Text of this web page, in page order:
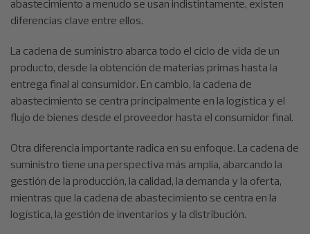
abastecimiento a menudo se usan indistintamente, existen
diferencias clave entre ellos.
La cadena de suministro abarca todo el ciclo de vida de un
producto, desde la obtención de materias primas hasta la
entrega final al consumidor. En cambio, la cadena de
abastecimiento se centra principalmente en la logística y el
flujo de bienes desde el proveedor hasta el consumidor final.
Otra diferencia importante radica en su enfoque. La cadena de
suministro tiene una perspectiva más amplia, abarcando la
gestión de la producción, la calidad, la demanda y la oferta,
mientras que la cadena de abastecimiento se centra en la
logística, la gestión de inventarios y la distribución.